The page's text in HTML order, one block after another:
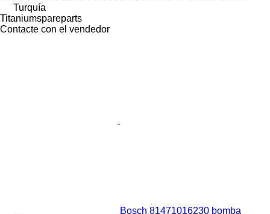
Turquía
Titaniumspareparts
Contacte con el vendedor
Bosch 81471016230 bomba